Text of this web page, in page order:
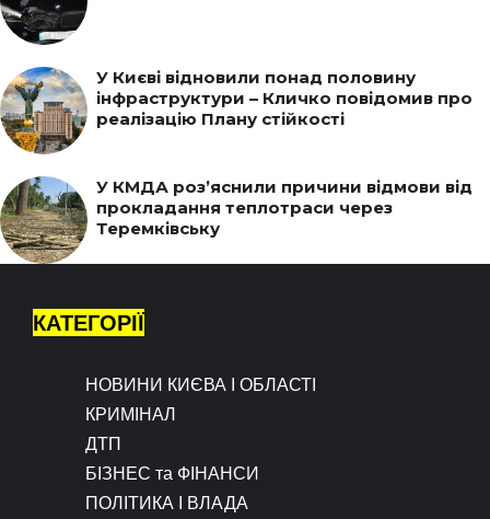
У Києві відновили понад половину
інфраструктури – Кличко повідомив про
реалізацію Плану стійкості
У КМДА роз’яснили причини відмови від
прокладання теплотраси через
Теремківську
КАТЕГОРІЇ
НОВИНИ КИЄВА І ОБЛАСТІ
КРИМІНАЛ
ДТП
БІЗНЕС та ФІНАНСИ
ПОЛІТИКА І ВЛАДА